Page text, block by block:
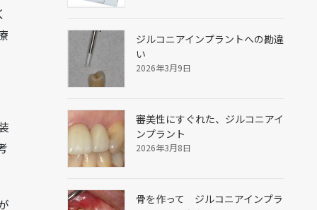
ジルコニアインプラントへの勘違
い
2026年3月9日
審美性にすぐれた、ジルコニアイ
ンプラント
2026年3月8日
骨を作って ジルコニアインプラ